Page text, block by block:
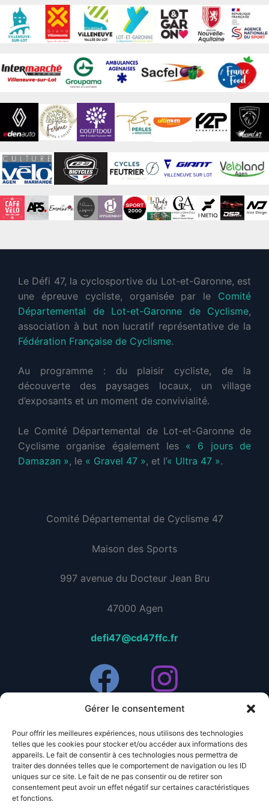
Gérer le consentement
Pour offrir les meilleures expériences, nous utilisons des technologies
telles que les cookies pour stocker et/ou accéder aux informations des
appareils. Le fait de consentir à ces technologies nous permettra de
traiter des données telles que le comportement de navigation ou les ID
uniques sur ce site. Le fait de ne pas consentir ou de retirer son
consentement peut avoir un effet négatif sur certaines caractéristiques
et fonctions.
Le Défi 47, la cyclosportive du Lot-et-Garonne, est
une épreuve cycliste, organisée par le Comité
Départemental de Lot-et-Garonne de Cyclisme,
association à but non lucratif représentative de la
Fédération Française de Cyclisme.
Au programme : du plaisir cycliste, de la
découverte des paysages locaux, un village
d’exposants et un moment de convivialité.
Le Comité Départemental de Lot-et-Garonne de
Cyclisme organise également les « 6 jours de
Damazan », le « Gravel 47 », et l’« Ultra 47 ».
Comité Départemental de Cyclisme 47
Maison des Sports
997 avenue du Docteur Jean Bru
47000 Agen
defi47@cd47ffc.fr
BENEVOLES
PARTENAIRES
Politique de cookies (UE)
Conditions générales